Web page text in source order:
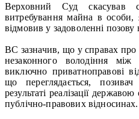
Верховний Суд скасував
витребування майна в особи,
відмовив у задоволенні позову
ВС зазначив, що у справах
незаконного володіння
виключно приватноправові
що переглядається,
результаті реалізації
публічно-правових відносинах.